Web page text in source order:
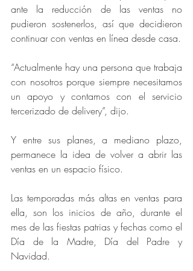
ante la reducción de las ventas no
pudieron sostenerlos, así que decidieron
continuar con ventas en línea desde casa.
“Actualmente hay una persona que trabaja
con nosotros porque siempre necesitamos
un apoyo y contamos con el servicio
tercerizado de delivery”, dijo.
Y entre sus planes, a mediano plazo,
permanece la idea de volver a abrir las
ventas en un espacio físico.
Las temporadas más altas en ventas para
ella, son los inicios de año, durante el
mes de las fiestas patrias y fechas como el
Día de la Madre, Día del Padre y
Navidad.